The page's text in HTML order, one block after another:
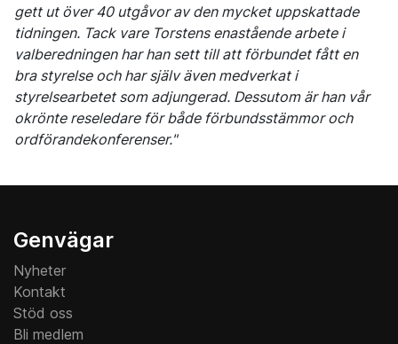
gett ut över 40 utgåvor av den mycket uppskattade
tidningen. Tack vare Torstens enastående arbete i
valberedningen har han sett till att förbundet fått en
bra styrelse och har själv även medverkat i
styrelsearbetet som adjungerad. Dessutom är han vår
okrönte reseledare för både förbundsstämmor och
ordförandekonferenser."
Genvägar
Nyheter
Kontakt
Stöd oss
Bli medlem